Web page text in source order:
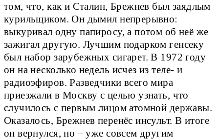
том, что, как и Сталин, Брежнев был заядлым
курильщиком. Он дымил непрерывно:
выкуривал одну папиросу, а потом об неё же
зажигал другую. Лучшим подарком генсеку
был набор зарубежных сигарет. В 1972 году
он на несколько недель исчез из теле- и
радиоэфиров. Разведчики всего мира
приезжали в Москву с целью узнать, что
случилось с первым лицом атомной державы.
Оказалось, Брежнев перенёс инсульт. В итоге
он вернулся, но – уже совсем другим